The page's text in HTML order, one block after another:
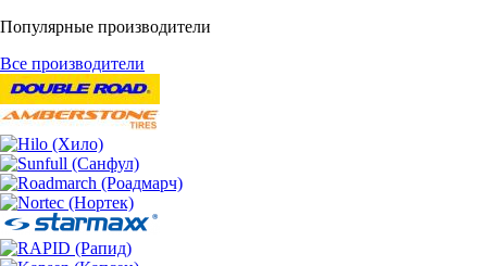
Популярные производители
Все производители